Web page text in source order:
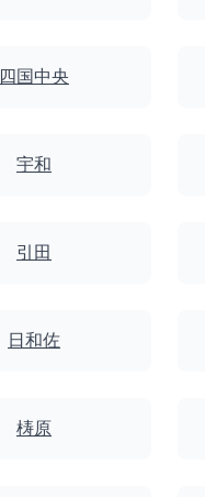
四国中央
宇和
引田
日和佐
梼原